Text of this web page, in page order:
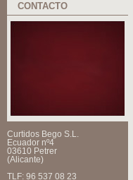
CONTACTO
Curtidos Bego S.L.
Ecuador nº4
03610 Petrer
(Alicante)
TLF: 96 537 08 23